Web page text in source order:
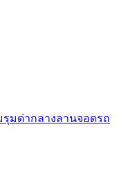
รุมด่ากลางลานจอดรถ